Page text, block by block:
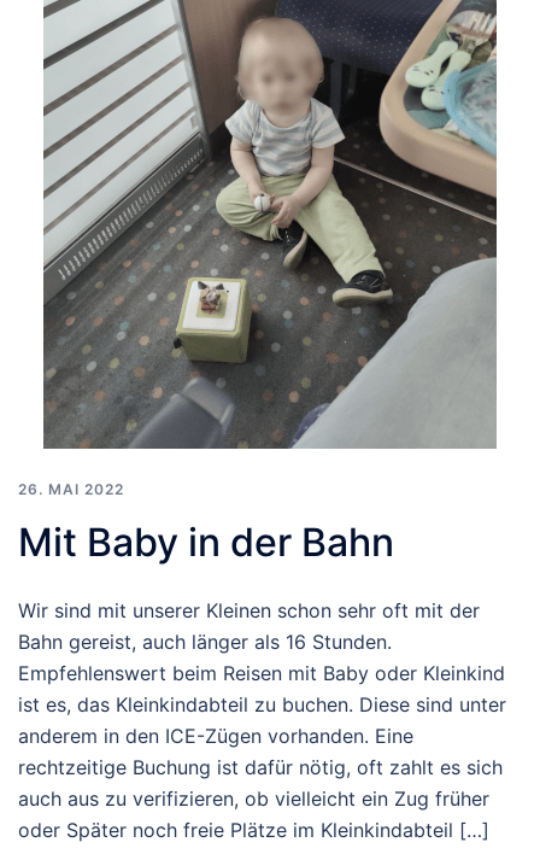
26. MAI 2022
Mit Baby in der Bahn
Wir sind mit unserer Kleinen schon sehr oft mit der
Bahn gereist, auch länger als 16 Stunden.
Empfehlenswert beim Reisen mit Baby oder Kleinkind
ist es, das Kleinkindabteil zu buchen. Diese sind unter
anderem in den ICE-Zügen vorhanden. Eine
rechtzeitige Buchung ist dafür nötig, oft zahlt es sich
auch aus zu verifizieren, ob vielleicht ein Zug früher
oder Später noch freie Plätze im Kleinkindabteil […]